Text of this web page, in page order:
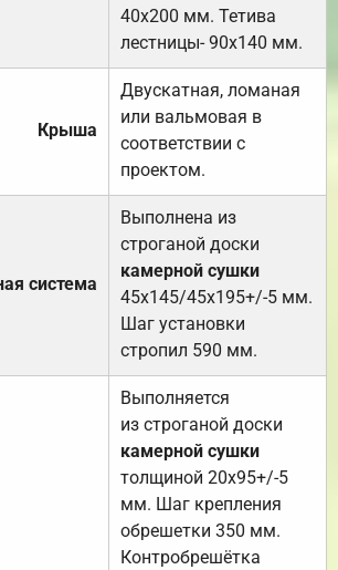
40х200 мм. Тетива
лестницы- 90х140 мм.
Крыша
Двускатная, ломаная
или вальмовая в
соответствии с
проектом.
система
Выполнена из
строганой доски
камерной сушки
45х145/45х195+/-5 мм.
Шаг установки
стропил 590 мм.
Выполняется
из строганой доски
камерной сушки
толщиной 20х95+/-5
мм. Шаг крепления
обрешетки 350 мм.
Контробрешётка